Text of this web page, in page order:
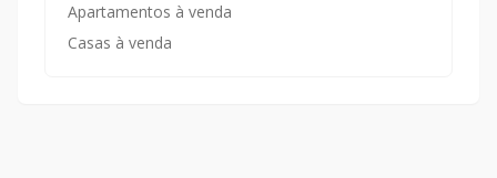
Apartamentos à venda
Casas à venda